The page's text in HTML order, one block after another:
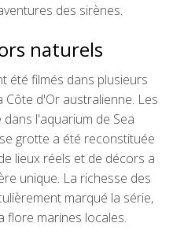
des sirènes.
naturels
été filmés dans plusieurs
d'Or australienne. Les
l'aquarium de Sea
grotte a été reconstituée
lieux réels et de décors a
unique. La richesse des
marqué la série,
flore marines locales.